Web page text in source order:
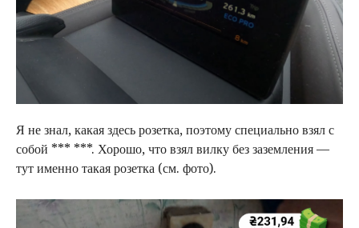
Я не знал, какая здесь розетка, поэтому специально взял с
собой *** ***. Хорошо, что взял вилку без заземления —
тут именно такая розетка (см. фото).